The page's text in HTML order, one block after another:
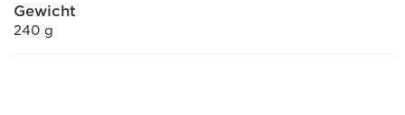
Gewicht
240 g